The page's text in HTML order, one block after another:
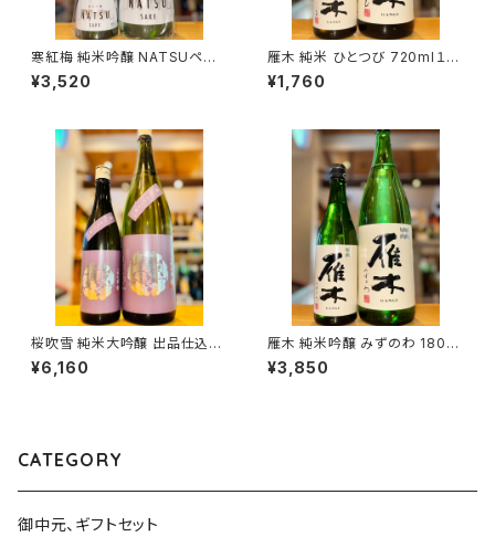
寒紅梅 純米吟醸 NATSUペン
ギン 1800ml１本（寒紅梅酒造・
三重県津市栗真中山町）
¥3,520
雁木 純米 ひとつび 720ml１本
（八百新酒造・山口県岩国市今
津町）
¥1,760
桜吹雪 純米大吟醸 出品仕込R
7BY（火入）1800ml１本（金光
酒造・広島県東広島市黒瀬町）
¥6,160
雁木 純米吟醸 みずのわ 1800
ml１本（八百新酒造・山口県岩
国市今津町）
¥3,850
CATEGORY
御中元、ギフトセット